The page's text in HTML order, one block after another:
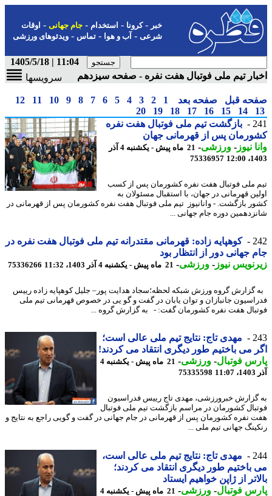
-کرونا-استخدام- جام جهانی-اوقات
شرعی-آب و هوا-تماس-ویدئوهای ورزشی
11:04 | 1405/5/18
تیم ملی فوتبال هفت نفره - صفحه سیزدهم
سرویسها
قبل صفحه بعد 1
2
3
4
5
6
7
8
9
10
11
12
14
15
16
17
18
19
20
بازگشت تیم ملی فوتبال هفت نفره
پس از قهرمانی جهان
نیوز-ورزشی-
21 ماه پیش - یکشنبه 4 آذر
75336957
ملی فوتبال هفت نفره کشورمان پس از کسب
قهرمانی در جهان، با استقبال مسئولان به
بازگشت. - وانانیوز تیم ملی فوتبال هفت نفره کشورمان پس از قهرمانی در
دوره جام جهانی ...
کوهپایه زاده: قهرمانی مقتدرانه تیم ملی فوتبال هفت نفره در
جهانی دور از انتظار بود
نیوز-ورزشی-21 ماه پیش - یکشنبه 4 آذر 1403، 11:32 75336266
گروه ورزش شبکه لحظه؛سجاد هدایت پور– جلیل کوهپایه زاده رییس
جانبازان و توان یابان در گفت و گو یی در خصوص قهرمانی تیم ملی
هفت نفره کشورمان گفت: - به گزارش گروه ...
مهدی تاج: نتایج تیم ملی عالی است؛
می باختیم طور دیگری انتقاد می کردند!
فوتبال-ورزشی-
21 ماه پیش - یکشنبه 4
75335598
خبرورزشی، مهدی تاج رییس فدراسیون
کشورمان در مراسم بازگشت تیم ملی فوتبال
نفره کشورمان پس از قهرمانی در جام جهانی در گفت و گویی راجع به نتایج و
جهانی تیم ملی ...
مهدی تاج: نتایج تیم ملی عالی است،
طور دیگری انتقاد می کردند؛
از ژاپن خواهیم ایستاد
فوتبال-ورزشی-
21 ماه پیش - یکشنبه 4